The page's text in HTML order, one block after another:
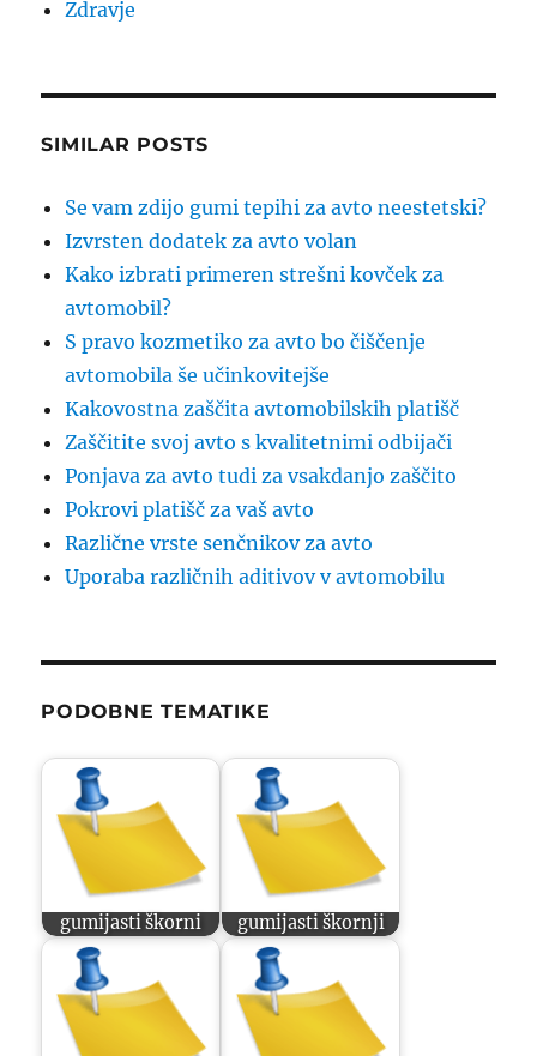
Zdravje
SIMILAR POSTS
Se vam zdijo gumi tepihi za avto neestetski?
Izvrsten dodatek za avto volan
Kako izbrati primeren strešni kovček za
avtomobil?
S pravo kozmetiko za avto bo čiščenje
avtomobila še učinkovitejše
Kakovostna zaščita avtomobilskih platišč
Zaščitite svoj avto s kvalitetnimi odbijači
Ponjava za avto tudi za vsakdanjo zaščito
Pokrovi platišč za vaš avto
Različne vrste senčnikov za avto
Uporaba različnih aditivov v avtomobilu
PODOBNE TEMATIKE
gumijasti škorni gumijasti škornji